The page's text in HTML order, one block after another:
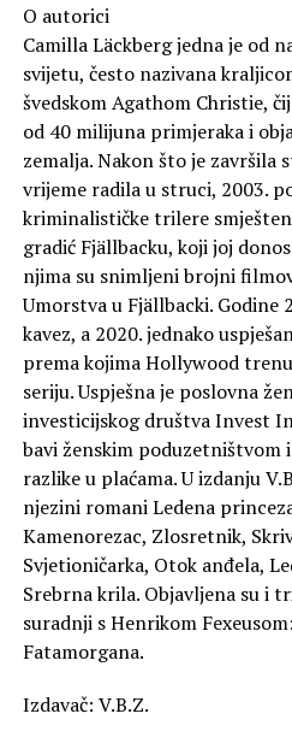
O autorici
Camilla Läckberg jedna je od
svijetu, često nazivana
švedskom Agathom Christie,
od 40 milijuna primjeraka i
zemalja. Nakon što je završila
vrijeme radila u struci, 2003.
kriminalističke trilere
gradić Fjällbacku, koji joj
njima su snimljeni brojni
Umorstva u Fjällbacki. Godine
kavez, a 2020. jednako
prema kojima Hollywood
seriju. Uspješna je poslovna
investicijskog društva Invest
bavi ženskim
razlike u plaćama. U izdanju
njezini romani Ledena
Kamenorezac, Zlosretnik,
Svjetioničarka, Otok anđela,
Srebrna krila. Objavljena su i
suradnji s Henrikom
Fatamorgana.
Izdavač: V.B.Z.